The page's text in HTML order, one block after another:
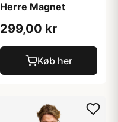
Herre Magnet
299,00 kr
Køb her